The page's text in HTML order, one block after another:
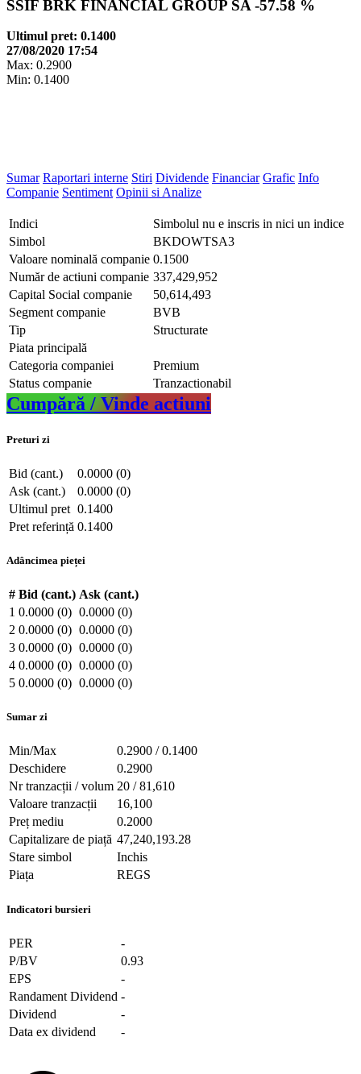
SSIF BRK FINANCIAL GROUP SA -57.58 %
Ultimul pret: 0.1400
27/08/2020 17:54
Max: 0.2900
Min: 0.1400
Sumar Raportari interne Stiri Dividende Financiar Grafic Info
Companie Sentiment Opinii si Analize
Indici
Simbolul nu e inscris in nici un indice
Simbol
BKDOWTSA3
Valoare nominală companie 0.1500
Număr de actiuni companie 337,429,952
Capital Social companie
50,614,493
Segment companie
BVB
Tip
Structurate
Piata principală
Categoria companiei
Premium
Status companie
Tranzactionabil
Cumpără / Vinde actiuni
Preturi zi
Bid (cant.)
0.0000 (0)
Ask (cant.)
0.0000 (0)
Ultimul pret 0.1400
Pret referință 0.1400
Adâncimea pieței
# Bid (cant.) Ask (cant.)
1 0.0000 (0) 0.0000 (0)
2 0.0000 (0) 0.0000 (0)
3 0.0000 (0) 0.0000 (0)
4 0.0000 (0) 0.0000 (0)
5 0.0000 (0) 0.0000 (0)
Sumar zi
Min/Max
0.2900 / 0.1400
Deschidere
0.2900
Nr tranzacții / volum 20 / 81,610
Valoare tranzacții
16,100
Preț mediu
0.2000
Capitalizare de piață 47,240,193.28
Stare simbol
Inchis
Piața
REGS
Indicatori bursieri
PER
-
P/BV
0.93
EPS
-
Randament Dividend -
Dividend
-
Data ex dividend
-